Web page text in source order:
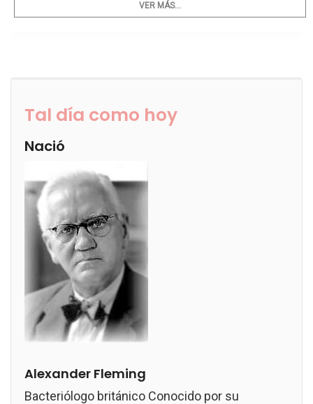
VER MÁS...
Tal día como hoy
Nació
Alexander Fleming
Bacteriólogo británico Conocido por su